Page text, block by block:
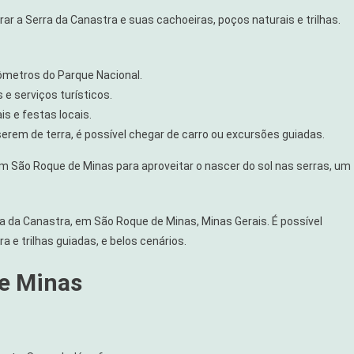
a Serra da Canastra e suas cachoeiras, poços naturais e trilhas.
do Parque Nacional.
serviços turísticos.
e festas locais.
de terra, é possível chegar de carro ou excursões guiadas.
Roque de Minas para aproveitar o nascer do sol nas serras, um
Canastra, em São Roque de Minas, Minas Gerais. É possível
e trilhas guiadas, e belos cenários.
Minas